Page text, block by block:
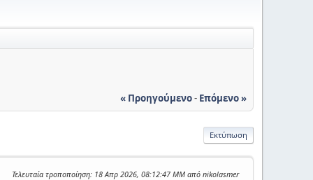
« Προηγούμενο- Επόμενο »
Εκτύπωση
Τελευταία τροποποίηση: 18 Απρ 2026, 08:12:47 ΜΜ από nikolasmer